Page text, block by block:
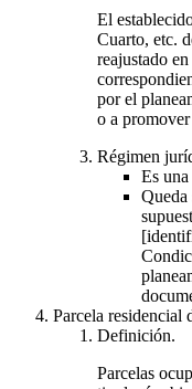
El
Cuarto, etc.
reajustado
por el
o a
Régimen
Es
Queda
Parcela residencial
Definición.
Parcelas